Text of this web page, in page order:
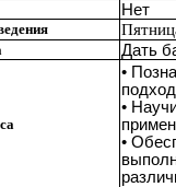
Нет
Дать
•
•
•